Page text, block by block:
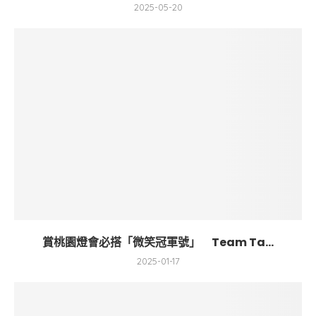
2025-05-20
賞桃園燈會必搭「微笑冠軍號」 Team Ta...
2025-01-17